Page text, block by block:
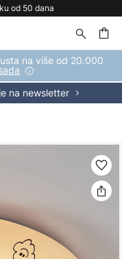
od 50 dana
na više od 20.000
na newsletter